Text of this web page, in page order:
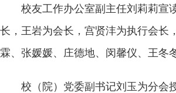
校友工作办公室副主任刘莉莉宣
长，王岩为会长，宫贤沣为执行会长
霖、张媛媛、庄德地、闵馨仪、王冬
校（院）党委副书记刘玉为分会